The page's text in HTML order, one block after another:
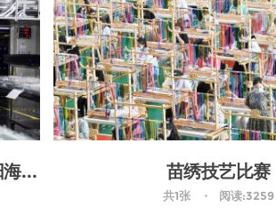
通过“大数据智能制造”生产模式，贵阳海信实现了提质增效 苗绣技艺比赛
共1张 阅读:3259